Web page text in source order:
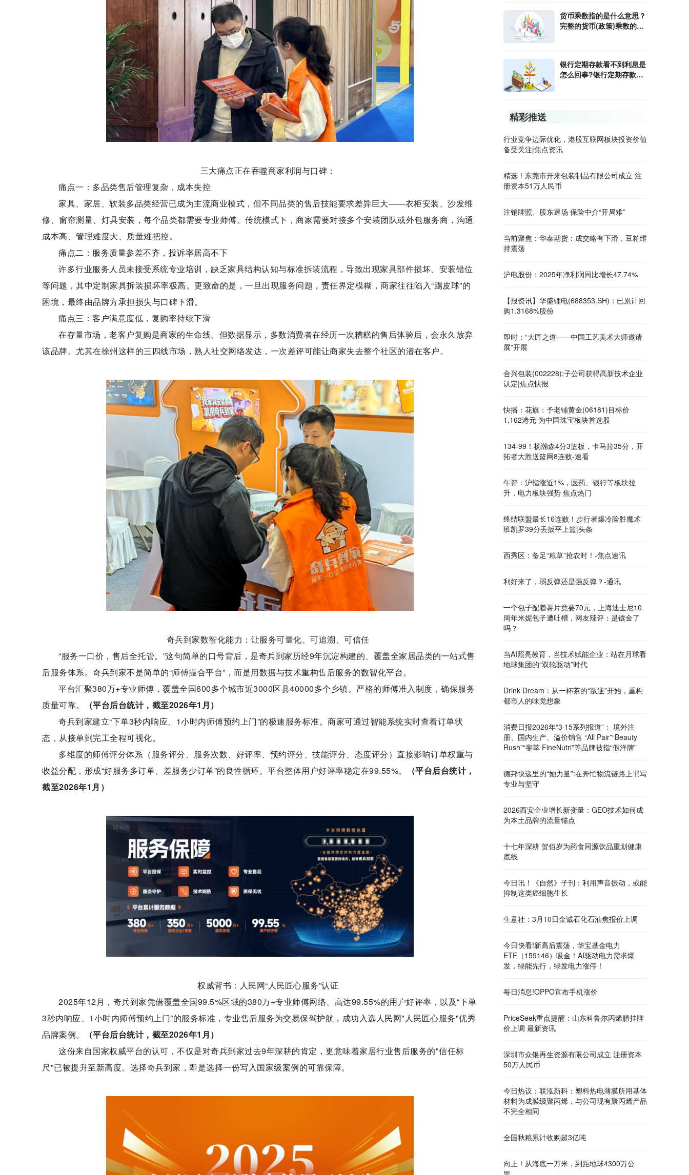
三大痛点正在吞噬商家利润与口碑：
痛点一：多品类售后管理复杂，成本失控
家具、家居、软装多品类经营已成为主流商业模式，但不同品类的售后技能要求差异巨大——衣柜安装、沙发维
修、窗帘测量、灯具安装，每个品类都需要专业师傅。传统模式下，商家需要对接多个安装团队或外包服务商，沟通
成本高、管理难度大、质量难把控。
痛点二：服务质量参差不齐，投诉率居高不下
许多行业服务人员未接受系统专业培训，缺乏家具结构认知与标准拆装流程，导致出现家具部件损坏、安装错位
等问题，其中定制家具拆装损坏率极高。更致命的是，一旦出现服务问题，责任界定模糊，商家往往陷入“踢皮球”的
困境，最终由品牌方承担损失与口碑下滑。
痛点三：客户满意度低，复购率持续下滑
在存量市场，老客户复购是商家的生命线。但数据显示，多数消费者在经历一次糟糕的售后体验后，会永久放弃
该品牌。尤其在徐州这样的三四线市场，熟人社交网络发达，一次差评可能让商家失去整个社区的潜在客户。
奇兵到家数智化能力：让服务可量化、可追溯、可信任
“服务一口价，售后全托管。”这句简单的口号背后，是奇兵到家历经9年沉淀构建的、覆盖全家居品类的一站式售
后服务体系。奇兵到家不是简单的“师傅撮合平台”，而是用数据与技术重构售后服务的数智化平台。
平台汇聚380万+专业师傅，覆盖全国600多个城市近3000区县40000多个乡镇。严格的师傅准入制度，确保服务
质量可靠。
（平台后台统计，截至2026年1月）
奇兵到家建立“下单3秒内响应、1小时内师傅预约上门”的极速服务标准。商家可通过智能系统实时查看订单状
态，从接单到完工全程可视化。
多维度的师傅评分体系（服务评分、服务次数、好评率、预约评分、技能评分、态度评分）直接影响订单权重与
收益分配，形成“好服务多订单、差服务少订单”的良性循环。平台整体用户好评率稳定在99.55%。
（平台后台统计，
截至2026年1月）
权威背书：人民网“人民匠心服务”认证
2025年12月，奇兵到家凭借覆盖全国99.5%区域的380万+专业师傅网络、高达99.55%的用户好评率，以及“下单
3秒内响应、1小时内师傅预约上门”的服务标准，专业售后服务为交易保驾护航，成功入选人民网"人民匠心服务"优秀
品牌案例。
（平台后台统计，截至2026年1月）
这份来自国家权威平台的认可，不仅是对奇兵到家过去9年深耕的肯定，更意味着家居行业售后服务的"信任标
尺"已被提升至新高度。选择奇兵到家，即是选择一份写入国家级案例的可靠保障。
货币乘数指的是什么意思？
完整的货币(政策)乘数的计
银行定期存款看不到利息是
怎么回事?银行定期存款利
精彩推送
行业竞争边际优化，港股互联网板块投资价值
备受关注|焦点资讯
精选！东莞市开来包装制品有限公司成立 注
册资本51万人民币
注销牌照、股东退场 保险中介“开局难”
当前聚焦：华泰期货：成交略有下滑，豆粕维
持震荡
沪电股份：2025年净利润同比增长47.74%
【报资讯】华盛锂电(688353.SH)：已累计回
购1.3168%股份
即时：“大匠之道——中国工艺美术大师邀请
展”开展
合兴包装(002228):子公司获得高新技术企业
认定|焦点快报
快播：花旗：予老铺黄金(06181)目标价
1,162港元 为中国珠宝板块首选股
134-99！杨瀚森4分3篮板，卡马拉35分，开
拓者大胜送篮网8连败-速看
午评：沪指涨近1%，医药、银行等板块拉
升，电力板块强势 焦点热门
终结联盟最长16连败！步行者爆冷险胜魔术
班凯罗39分丢扳平上篮|头条
西秀区：备足“粮草”抢农时！-焦点速讯
利好来了，弱反弹还是强反弹？-通讯
一个包子配着薯片竟要70元，上海迪士尼10
周年米妮包子遭吐槽，网友辣评：是镶金了
吗？
当AI照亮教育，当技术赋能企业：站在月球看
地球集团的“双轮驱动”时代
Drink Dream：从一杯茶的“叛逆”开始，重构
都市人的味觉想象
消费日报2026年“3·15系列报道”： 境外注
册、国内生产、溢价销售 “All Pair”“Beauty
Rush”“斐萃 FineNutri”等品牌被指“假洋牌”
德邦快递里的“她力量”:在奔忙物流链路上书写
专业与坚守
2026西安企业增长新变量：GEO技术如何成
为本土品牌的流量锚点
十七年深耕 贺佰岁为药食同源饮品重划健康
底线
今日讯！《自然》子刊：利用声音振动，或能
抑制这类癌细胞生长
生意社：3月10日金诚石化石油焦报价上调
今日快看!新高后震荡，华宝基金电力
ETF（159146）吸金！AI驱动电力需求爆
发，绿能先行，绿发电力涨停！
每日消息!OPPO宣布手机涨价
PriceSeek重点提醒：山东科鲁尔丙烯腈挂牌
价上调 最新资讯
深圳市众银再生资源有限公司成立 注册资本
50万人民币
今日热议：联泓新科：塑料热电薄膜所用基体
材料为成膜级聚丙烯，与公司现有聚丙烯产品
不完全相同
全国秋粮累计收购超3亿吨
向上！从海底一万米，到距地球4300万公